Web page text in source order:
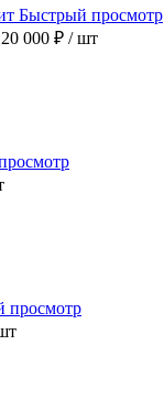
Быстрый просмотр
20 000 ₽ / шт
просмотр